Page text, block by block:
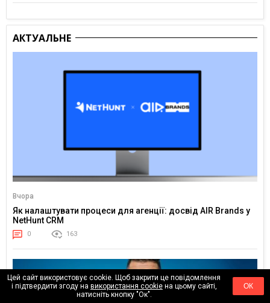
АКТУАЛЬНЕ
Вчора
Як налаштувати процеси для агенції: досвід AIR Brands у
NetHunt CRM
0 163
Цей сайт використовує cookie. Щоб закрити це повідомлення
і підтвердити згоду на використання cookieна цьому сайті,
натисніть кнопку "Ок".
ОК